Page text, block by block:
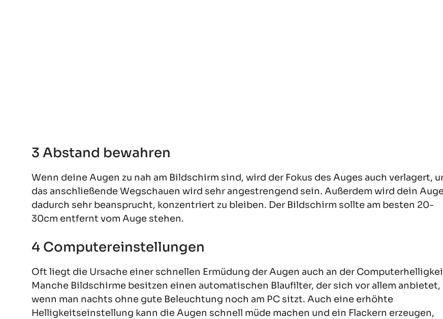
3 Abstand bewahren
Wenn deine Augen zu nah am Bildschirm sind, wird der Fokus des Auges auch verlagert,
das anschließende Wegschauen wird sehr angestrengend sein. Außerdem wird dein
dadurch sehr beansprucht, konzentriert zu bleiben. Der Bildschirm sollte am besten 20-
30cm entfernt vom Auge stehen.
4 Computereinstellungen
Oft liegt die Ursache einer schnellen Ermüdung der Augen auch an der
Manche Bildschirme besitzen einen automatischen Blaufilter, der sich vor allem anbietet,
wenn man nachts ohne gute Beleuchtung noch am PC sitzt. Auch eine erhöhte
Helligkeitseinstellung kann die Augen schnell müde machen und ein Flackern erzeugen,